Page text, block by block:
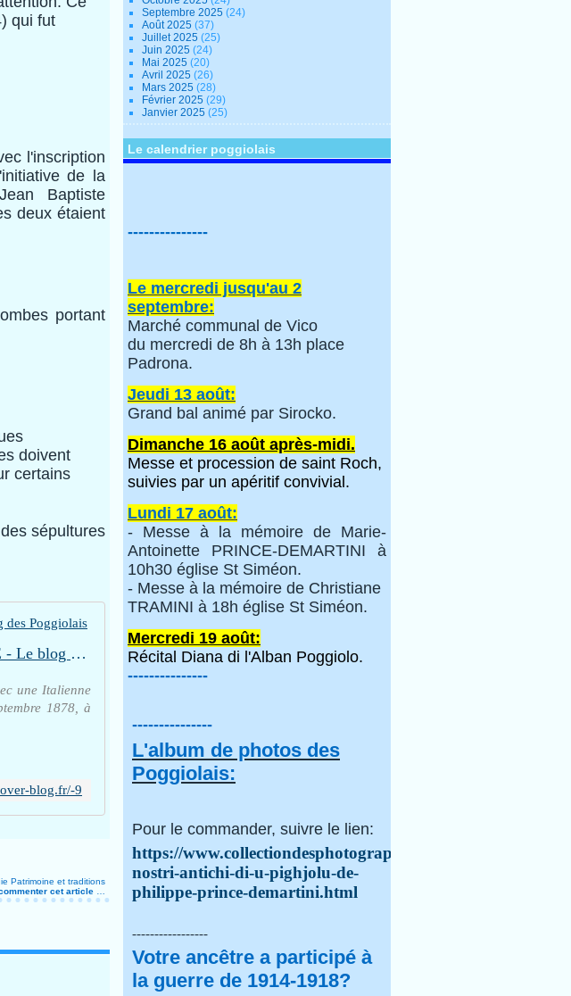
qui fut
l'inscription
de la
Baptiste
deux étaient
portant
doivent
certains
sépultures
Jean-Martin couche chez Leonore. 2/2 : LA VIE FAMILIALE - Le blog des Poggiolais
une Italienne
1878, à
blog.fr/-9
Patrimoine et traditions
cet article
Septembre 2025 (24)
Août 2025 (37)
Juillet 2025 (25)
Juin 2025 (24)
Mai 2025 (20)
Avril 2025 (26)
Mars 2025 (28)
Février 2025 (29)
Janvier 2025 (25)
Le calendrier poggiolais
---------------
Le mercredi jusqu'au 2
septembre:
Marché communal de Vico
du mercredi de 8h à 13h place
Padrona.
Jeudi 13 août:
Grand bal animé par Sirocko.
Dimanche 16 août après-midi.
Messe et procession de saint Roch,
suivies par un apéritif convivial.
Lundi 17 août:
- Messe à la mémoire de Marie-
Antoinette PRINCE-DEMARTINI à
10h30 église St Siméon.
- Messe à la mémoire de Christiane
TRAMINI à 18h église St Siméon.
Mercredi 19 août:
Récital Diana di l'Alban Poggiolo.
---------------
---------------
L'album de photos des
Poggiolais:
Pour le commander, suivre le lien:
https://www.collectiondesphotographes.com/i-
nostri-antichi-di-u-pighjolu-de-
philippe-prince-demartini.html
-----------------
Votre ancêtre a participé à
la guerre de 1914-1918?